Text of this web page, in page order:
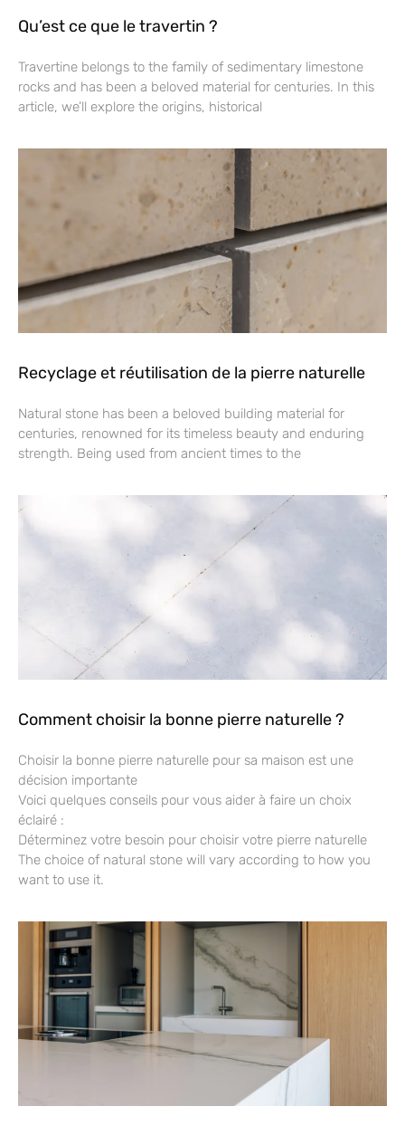
Qu’est ce que le travertin ?
Travertine belongs to the family of sedimentary limestone
rocks and has been a beloved material for centuries. In this
article, we’ll explore the origins, historical
Recyclage et réutilisation de la pierre naturelle
Natural stone has been a beloved building material for
centuries, renowned for its timeless beauty and enduring
strength. Being used from ancient times to the
Comment choisir la bonne pierre naturelle ?
Choisir la bonne pierre naturelle pour sa maison est une
décision importante
Voici quelques conseils pour vous aider à faire un choix
éclairé :
Déterminez votre besoin pour choisir votre pierre naturelle
The choice of natural stone will vary according to how you
want to use it.